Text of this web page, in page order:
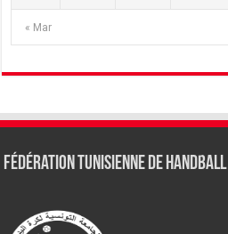
« Mar
Fédération tunisienne de Handball